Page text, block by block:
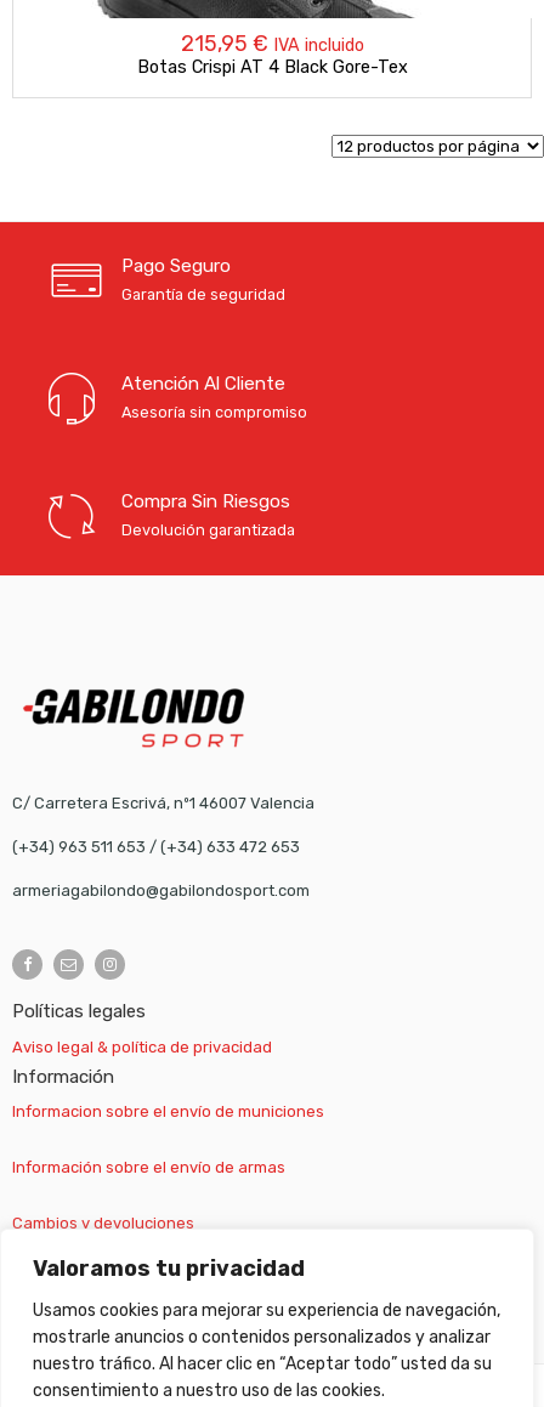
Valoramos tu privacidad
Usamos cookies para mejorar su experiencia de navegación,
mostrarle anuncios o contenidos personalizados y analizar
nuestro tráfico. Al hacer clic en “Aceptar todo” usted da su
consentimiento a nuestro uso de las cookies.
215,95 € IVA incluido
Botas Crispi AT 4 Black Gore-Tex
Pago Seguro
Garantía de seguridad
Atención Al Cliente
Asesoría sin compromiso
Compra Sin Riesgos
Devolución garantizada
C/ Carretera Escrivá, nº1 46007 Valencia
(+34) 963 511 653 / (+34) 633 472 653
armeriagabilondo@gabilondosport.com
Políticas legales
Aviso legal & política de privacidad
Información
Informacion sobre el envío de municiones
Información sobre el envío de armas
Cambios y devoluciones